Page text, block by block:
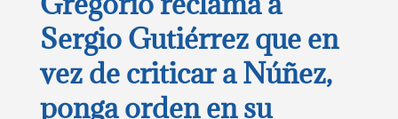
Sergio Gutiérrez que en
vez de criticar a Núñez,
ponga orden en su